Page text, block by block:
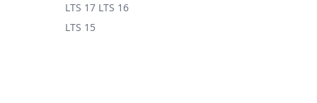
LTS 17 LTS 16
LTS 15